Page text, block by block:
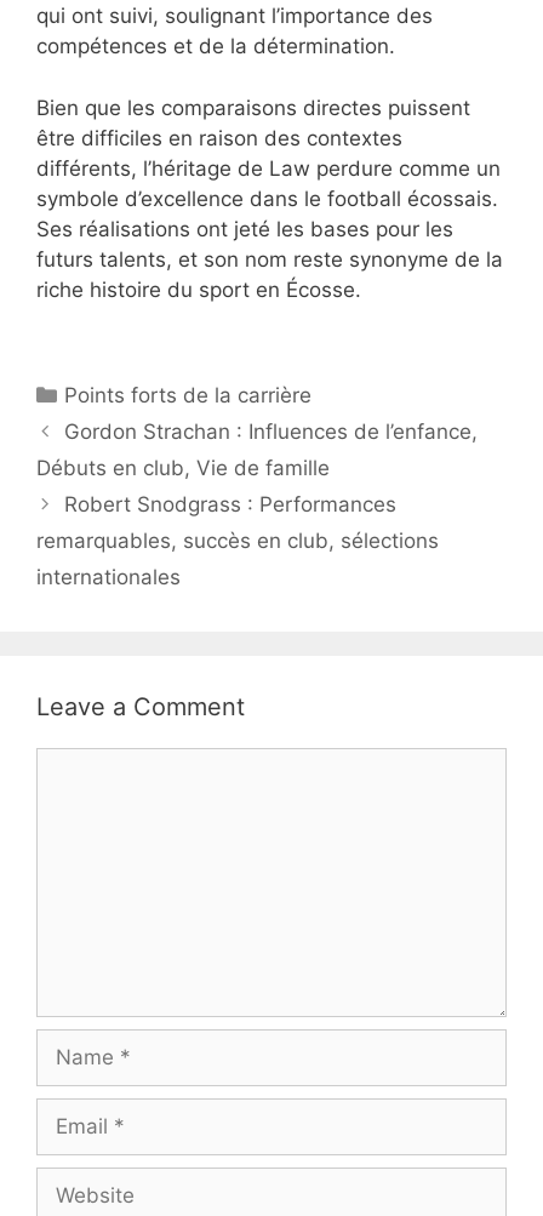
qui ont suivi, soulignant l’importance des
compétences et de la détermination.
Bien que les comparaisons directes puissent
être difficiles en raison des contextes
différents, l’héritage de Law perdure comme un
symbole d’excellence dans le football écossais.
Ses réalisations ont jeté les bases pour les
futurs talents, et son nom reste synonyme de la
riche histoire du sport en Écosse.
Categories
Points forts de la carrière
Gordon Strachan : Influences de l’enfance,
Débuts en club, Vie de famille
Robert Snodgrass : Performances
remarquables, succès en club, sélections
internationales
Leave a Comment
Name
Email
Website